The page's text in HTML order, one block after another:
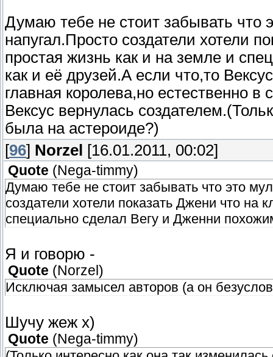
роботов, после чего её быстренько
деревню". Слишком много случайностей -
робота, одна из которых - совершенно
похожи на её земных друзей; живность -
чисто случайно земной пейзаж в музее
него бумажка(бумага на планете
появлявшиеся на Земле ранее - так
свалке - тоже. Как могли Вексус,
Кракусом, летевшие в настолько же
астероид? Всё неспростааа)) Этим
посто одна из тысяч марионеток
*градус бреда достиг точки кипения*
Думаю тебе не стоит забывать что
напугал.Просто создатели хотели
простая жизнь как и на земле и
как и её друзей.А если что,то
главная королева,но естественно
Вексус вернулась
была на астероиде?)
[96] Norzel [16.01.2011, 00:02]
Quote (Nega-timmy)
Думаю тебе не стоит забывать что это
создатели хотели показать Джени что на
специально сделал Вегу и Дженни
Я и говорю -
Quote (Norzel )
Исключая замысел авторов (а он
Шучу жеж х)
Quote (Nega-timmy)